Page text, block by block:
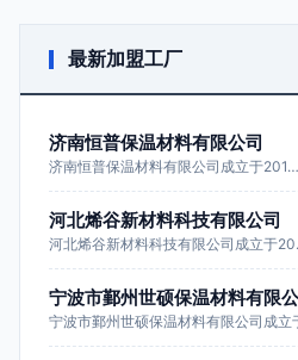
最新加盟工厂
济南恒普保温材料有限公司
济南恒普保温材料有限公司成立于201…
河北烯谷新材料科技有限公司
河北烯谷新材料科技有限公司成立于
宁波市鄞州世硕保温材料有限
宁波市鄞州世硕保温材料有限公司成立